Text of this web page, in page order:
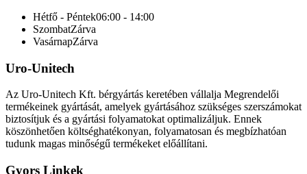
Hétfő - Péntek06:00 - 14:00
SzombatZárva
VasárnapZárva
Uro-Unitech
Az Uro-Unitech Kft. bérgyártás keretében vállalja Megrendelői
termékeinek gyártását, amelyek gyártásához szükséges szerszámokat
biztosítjuk és a gyártási folyamatokat optimalizáljuk. Ennek
köszönhetően költséghatékonyan, folyamatosan és megbízhatóan
tudunk magas minőségű termékeket előállítani.
Gyors Linkek